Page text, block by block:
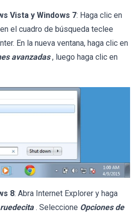
Vista y Windows 7: Haga clic en
el cuadro de búsqueda teclee
En la nueva ventana, haga clic en
avanzadas , luego haga clic en
8: Abra Internet Explorer y haga
ruedecita . Seleccione Opciones de